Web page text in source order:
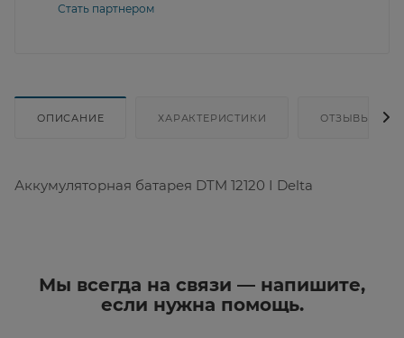
Стать партнером
ОПИСАНИЕ ХАРАКТЕРИСТИКИ ОТЗЫВЫ
Аккумуляторная батарея DTM 12120 I Delta
Мы всегда на связи — напишите,
если нужна помощь.